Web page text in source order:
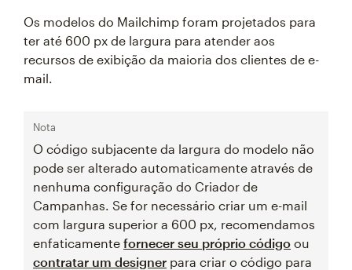
Os modelos do Mailchimp foram projetados para
ter até 600 px de largura para atender aos
recursos de exibição da maioria dos clientes de e-
mail.
Nota
O código subjacente da largura do modelo não
pode ser alterado automaticamente através de
nenhuma configuração do Criador de
Campanhas. Se for necessário criar um e-mail
com largura superior a 600 px, recomendamos
enfaticamente fornecer seu próprio código ou
contratar um designer para criar o código para